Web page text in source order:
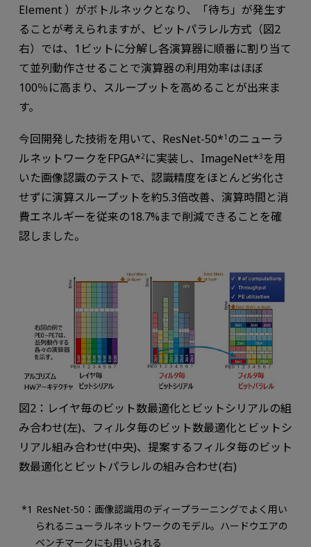
Element ）がボトルネックとなり、「待ち」が発生す
ることが考えられますが、ビットパラレル方式（図2
右）では、1ビットに分解し各演算器に順番に割り当て
て並列動作させることで演算器の利用効率はほぼ
100％に高まり、スループットを高めることが出来ま
す。
今回開発した技術を用いて、ResNet-50*1 のニューラ
ルネットワークをFPGA*2に実装し、ImageNet*3 を用
いた画像認識のテストで、認識精度をほとんど劣化さ
せずに演算スループットを約5.3倍改善、演算時間と消
費エネルギーを従来の18.7%まで削減できることを確
認しました。
図2：レイヤ毎のビット数最適化とビットシリアルの組
み合わせ(左)、フィルタ毎のビット数最適化とビットシ
リアル組み合わせ(中央)、提案するフィルタ毎のビット
数最適化とビットパラレルの組み合わせ(右)
ResNet-50：画像認識用のディープラーニングでよく用い
られるニューラルネットワークのモデル。ハードウエアの
ベンチマークにも用いられる